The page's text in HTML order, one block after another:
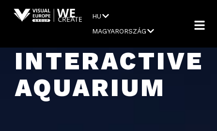
HU
MAGYARORSZÁG
INTERACTIVE
AQUARIUM